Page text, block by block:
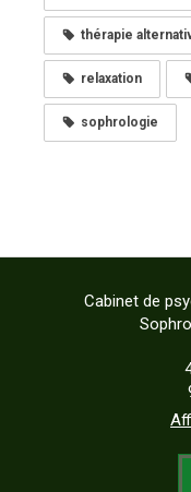
thérapie
relaxation
sophrologie
Cabinet de